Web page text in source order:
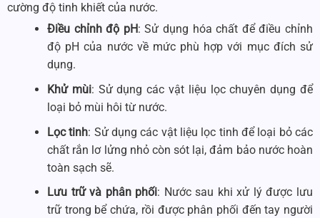
cường độ tinh khiết của nước.
Điều chỉnh độ pH: Sử dụng hóa chất để điều chỉnh
độ pH của nước về mức phù hợp với mục đích sử
dụng.
Khử mùi: Sử dụng các vật liệu lọc chuyên dụng để
loại bỏ mùi hôi từ nước.
Lọc tinh: Sử dụng các vật liệu lọc tinh để loại bỏ các
chất rắn lơ lửng nhỏ còn sót lại, đảm bảo nước hoàn
toàn sạch sẽ.
Lưu trữ và phân phối: Nước sau khi xử lý được lưu
trữ trong bể chứa, rồi được phân phối đến tay người